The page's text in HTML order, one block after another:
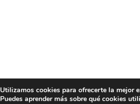
Utilizamos cookies para ofrecerte la mejor
Puedes aprender más sobre qué cookies